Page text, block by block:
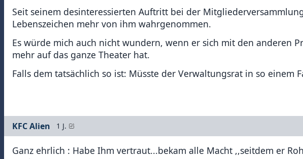
Seit seinem desinteressierten Auftritt bei der
Lebenszeichen mehr von ihm wahrgenommen.
Es würde mich auch nicht wundern, wenn er sich mit den anderen
mehr auf das ganze Theater hat.
Falls dem tatsächlich so ist: Müsste der Verwaltungsrat in so einem
KFC Alien 1 J.
Ganz ehrlich : Habe Ihm vertraut...bekam alle Macht ,,seitdem er